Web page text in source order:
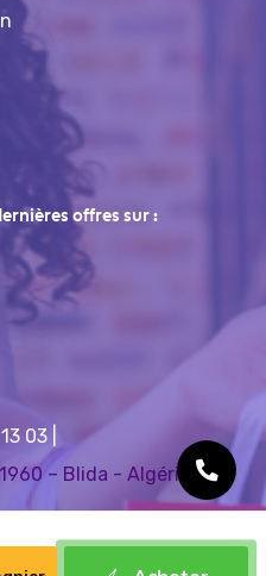
offres sur :
03
– Blida - Algérie